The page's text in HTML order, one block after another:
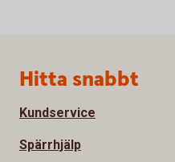
Sidfot
Hitta snabbt
Kundservice
Spärrhjälp